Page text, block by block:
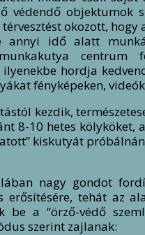
védendő objektumok
okozott, hogy
annyi idő alatt
centrum
hordja
fényképeken,
kezdik,
8-10 hetes kölyköket,
kiskutyát
nagy gondot
erősítésére, tehát az
a “örző-védő
szerint zajlanak: